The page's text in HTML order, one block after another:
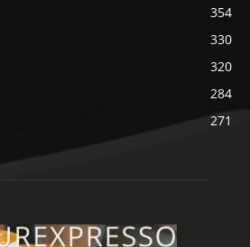
354
330
320
284
271